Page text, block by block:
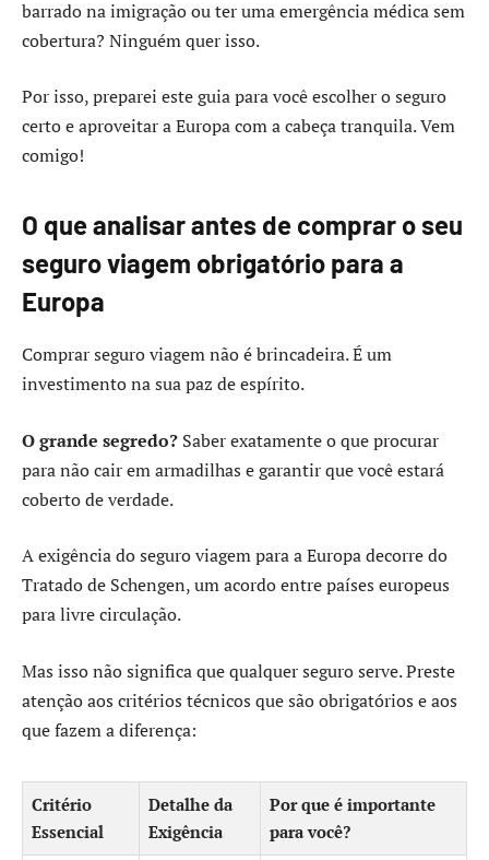
barrado na imigração ou ter uma emergência médica sem
cobertura? Ninguém quer isso.
Por isso, preparei este guia para você escolher o seguro
certo e aproveitar a Europa com a cabeça tranquila. Vem
comigo!
O que analisar antes de comprar o seu
seguro viagem obrigatório para a
Europa
Comprar seguro viagem não é brincadeira. É um
investimento na sua paz de espírito.
O grande segredo? Saber exatamente o que procurar
para não cair em armadilhas e garantir que você estará
coberto de verdade.
A exigência do seguro viagem para a Europa decorre do
Tratado de Schengen, um acordo entre países europeus
para livre circulação.
Mas isso não significa que qualquer seguro serve. Preste
atenção aos critérios técnicos que são obrigatórios e aos
que fazem a diferença:
Critério
Essencial
Detalhe da
Exigência
Por que é importante
para você?